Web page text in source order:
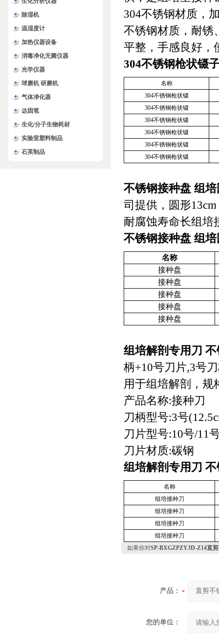
除湿机
温湿度计
加热仪器设备
消毒净化无菌仪器
光学仪器
球磨机 研磨机
气体净化器
达因笔
生化/分子生物耗材
实验室塑料制品
石英制品
304不锈钢材质，
不锈钢材质，耐锈
平整，手感良好，
304不锈钢枪状镊
名称
304不锈钢枪状镊
304不锈钢枪状镊
304不锈钢枪状镊
304不锈钢枪状镊
304不锈钢枪状镊
304不锈钢枪状镊
不锈钢接种盘 组
司提供，圆形
耐腐蚀寿命长组培
不锈钢接种盘 组
名称
接种盘
接种盘
接种盘
接种盘
接种盘
组培解剖专用刀
柄+10号刀片,3号
用于组培解剖，规
产品名称:接种刀
刀柄型号:3号
刀片型号:10号/11
刀片材质:碳钢
组培解剖专用刀
名称
组培接种刀
组培接种刀
组培接种刀
组培接种刀
如果你对SP-BXGZPZYJD-Z14直
产品：
您的单位：